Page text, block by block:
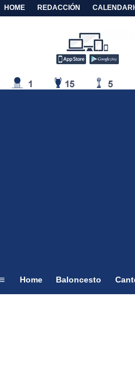
HOME REDACCIÓN
Home Baloncesto